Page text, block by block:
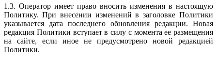
1.3. Оператор имеет право вносить изменения в настоящую
Политику. При внесении изменений в заголовке Политики
указывается дата последнего обновления редакции. Новая
редакция Политики вступает в силу с момента ее размещения
на сайте, если иное не предусмотрено новой редакцией
Политики.